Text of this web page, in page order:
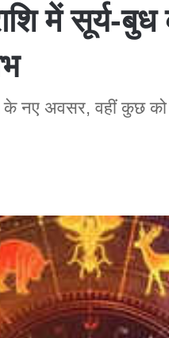
में सूर्य-बुध
के नए अवसर, वहीं कुछ को